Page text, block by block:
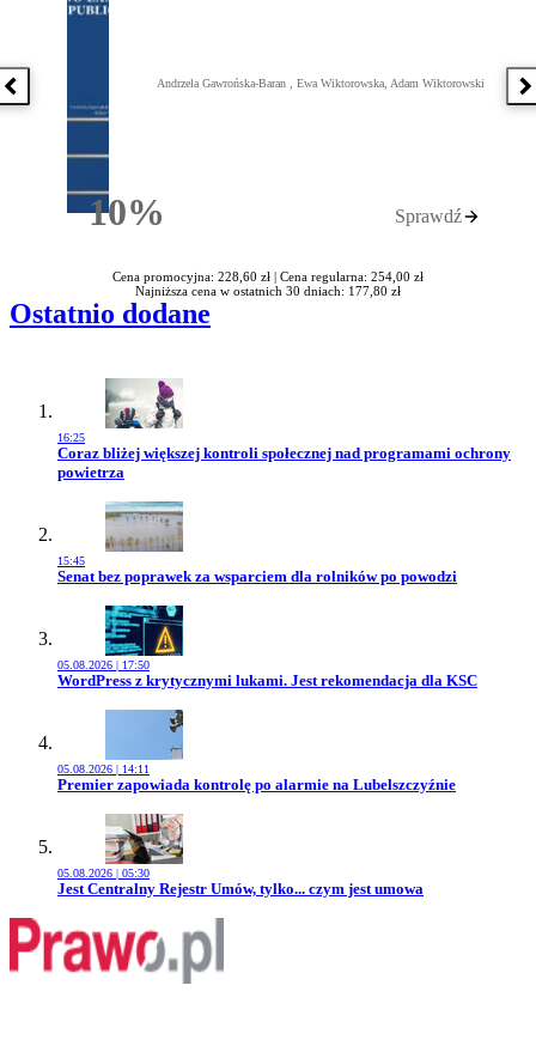
Poprzednia książka
10%Rabatu
Andrzela Gawrońska-Baran , Ewa Wiktorowska, Adam Wiktorowski
Sprawdź
Cena promocyjna: 228,60 zł | Cena regularna: 254,00 zł
Najniższa cena w ostatnich 30 dniach: 177,80 zł
Ostatnio dodane
16:25
Przejdź do artykułu:
Coraz bliżej większej kontroli społecznej nad programami ochrony
powietrza
15:45
Przejdź do artykułu:
Senat bez poprawek za wsparciem dla rolników po powodzi
05.08.2026 | 17:50
Przejdź do artykułu:
WordPress z krytycznymi lukami. Jest rekomendacja dla KSC
05.08.2026 | 14:11
Przejdź do artykułu:
Premier zapowiada kontrolę po alarmie na Lubelszczyźnie
05.08.2026 | 05:30
Przejdź do artykułu:
Jest Centralny Rejestr Umów, tylko... czym jest umowa